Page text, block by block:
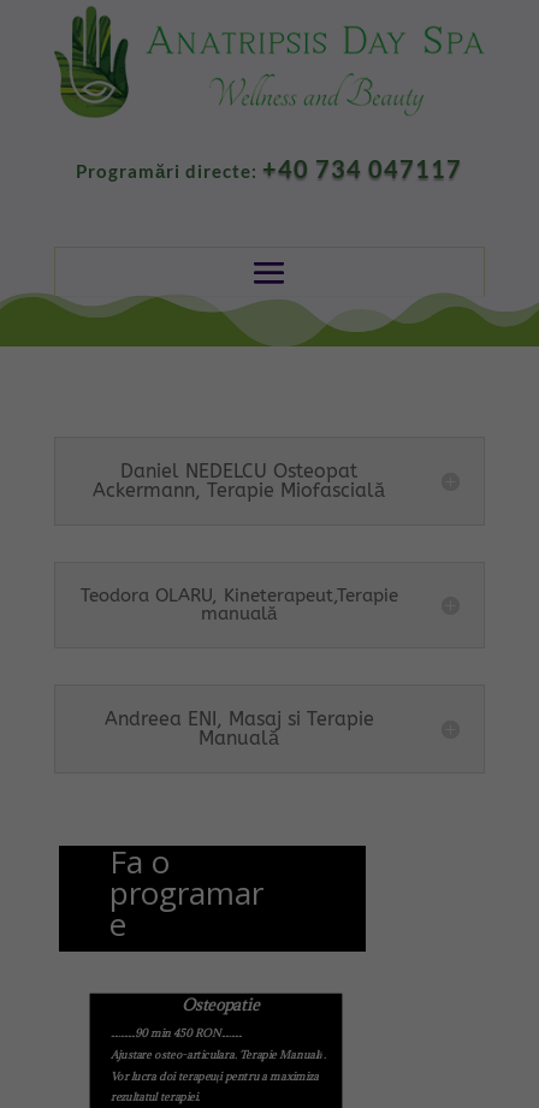
Programări directe: +40 734 047117
Daniel NEDELCU Osteopat
Ackermann, Terapie Miofascială
Teodora OLARU, Kineterapeut,Terapie
manuală
Andreea ENI, Masaj si Terapie
Manuală
Fa o
programar
e
Osteopatie
.............90 min 450 RON...........
Ajustare osteo-articulara. Terapie Manuală.
Vor lucra doi terapeuți pentru a maximiza
rezultatul terapiei.